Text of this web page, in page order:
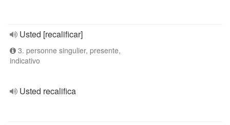
Usted [recalificar]
3. personne singulier, presente,
indicativo
Usted recalifica